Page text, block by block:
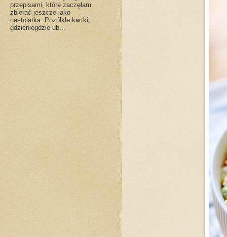
przepisami, które zaczęłam
zbierać jeszcze jako
nastolatka. Pożółkłe kartki,
gdzieniegdzie ub...